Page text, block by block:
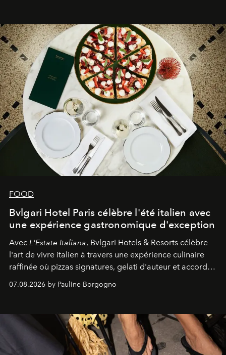
FOOD
Bvlgari Hotel Paris célèbre l'été italien avec
une expérience gastronomique d'exception
Avec L'Estate Italiana, Bvlgari Hotels & Resorts célèbre
l'art de vivre italien à travers une expérience culinaire
raffinée où pizzas signatures, gelati d'auteur et accords
d'exception composent un véritable voyage sensoriel.
07.08.2026 by Pauline Borgogno